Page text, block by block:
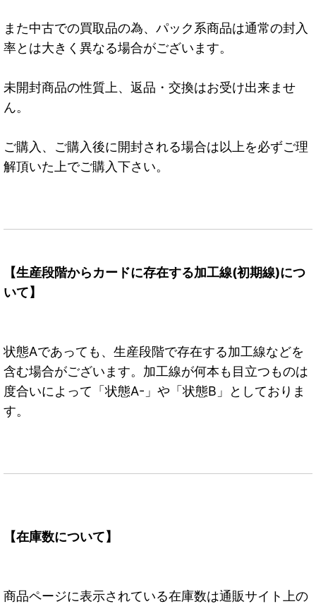
また中古での買取品の為、パック系商品は通常の封入
率とは大きく異なる場合がございます。
未開封商品の性質上、返品・交換はお受け出来ませ
ん。
ご購入、ご購入後に開封される場合は以上を必ずご理
解頂いた上でご購入下さい。
【生産段階からカードに存在する加工線(初期線)につ
いて】
状態Aであっても、生産段階で存在する加工線などを
含む場合がございます。加工線が何本も目立つものは
度合いによって「状態A-」や「状態B」としておりま
す。
【在庫数について】
商品ページに表示されている在庫数は通販サイト上の